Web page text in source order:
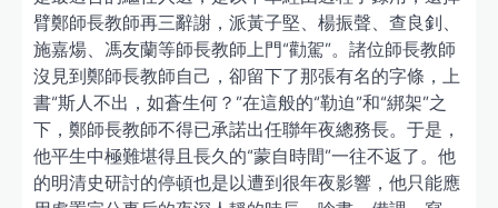
臂鄭師長教師再三辭謝，派黃子堅、楊振聲、查良釗、
施嘉煬、馮友蘭等師長教師上門“勸駕”。諸位師長教師
沒見到鄭師長教師自己，卻留下了那張有名的字條，上
書“斯人不出，如蒼生何？”在這般的“勒迫”和“綁架”之
下，鄭師長教師不得已承諾出任聯年夜總務長。于是，
他平生中極難堪得且長久的“蒙自時間”一往不返了。他
的明清史研討的停頓也是以遭到很年夜影響，他只能應